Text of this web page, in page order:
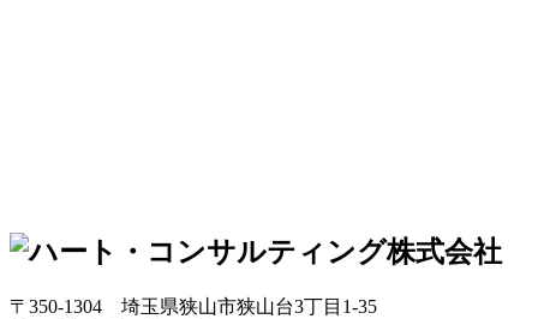
〒350-1304 埼玉県狭山市狭山台3丁目1-35